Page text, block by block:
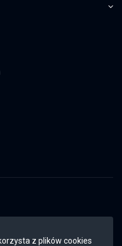
z plików cookies